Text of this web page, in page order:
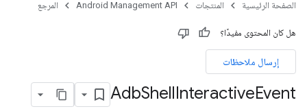
الصفحة الرئيسية المنتجات Android Management API المرجع
هل كان المحتوى مفيدًا؟
إرسال ملاحظات
AdbShellInteractiveEvent